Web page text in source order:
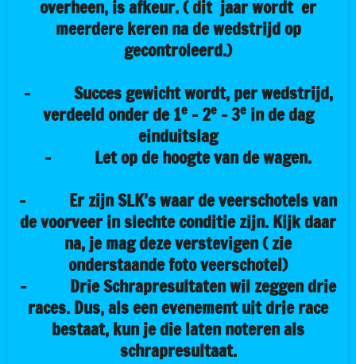
overheen, is afkeur. ( dit jaar wordt er
meerdere keren na de wedstrijd op
gecontroleerd.)
- Succes gewichtwordt, per wedstrijd,
verdeeld onder de 1e– 2e– 3ein de dag
einduitslag
- Let op de hoogte van de wagen.
- Er zijn SLK’s waar de veerschotels van
de voorveer in slechte conditie zijn. Kijk daar
na, je mag deze verstevigen ( zie
onderstaande foto veerschotel)
- Drie Schrapresultaten wil zeggen drie
races. Dus, als een evenement uit drie race
bestaat, kun je die laten noteren als
schrapresultaat.